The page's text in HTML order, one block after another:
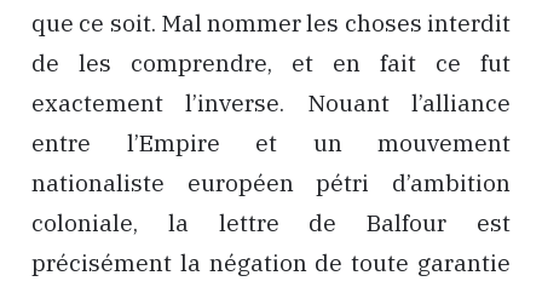
que ce soit. Mal nommer les choses interdit
de les comprendre, et en fait ce fut
exactement l’inverse. Nouant l’alliance
entre l’Empire et un mouvement
nationaliste européen pétri d’ambition
coloniale, la lettre de Balfour est
précisément la négation de toute garantie